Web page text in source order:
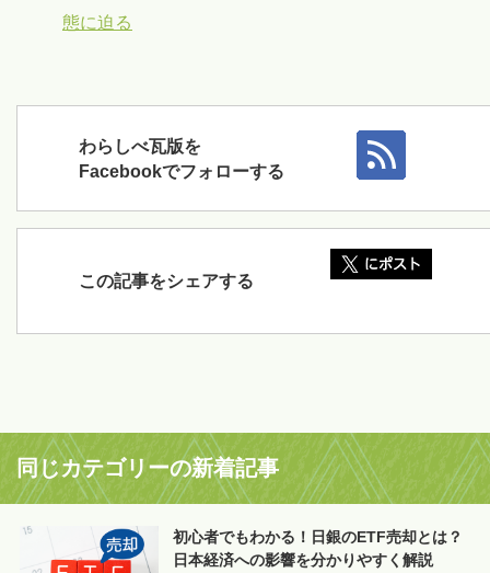
態に迫る
わらしべ瓦版を
Facebookでフォローする
この記事をシェアする
同じカテゴリーの新着記事
初心者でもわかる！日銀のETF売却とは？
日本経済への影響を分かりやすく解説